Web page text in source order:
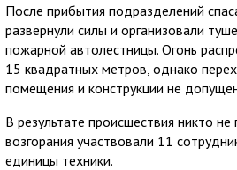
После прибытия подразделений
развернули силы и организовали
пожарной автолестницы. Огонь
15 квадратных метров, однако
помещения и конструкции не
В результате происшествия никто
возгорания участвовали 11
единицы техники.